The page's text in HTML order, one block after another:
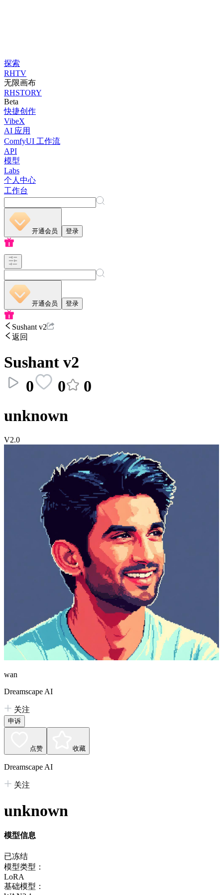
探索
RHTV
无限画布
RHSTORY
Beta
快捷创作
VibeX
AI 应用
ComfyUI 工作流
API
模型
Labs
个人中心
工作台
开通会员 登录
开通会员 登录
Sushant v2
返回
Sushant v2
0
0
0
unknown
V2.0
wan
Dreamscape AI
关注
申诉
点赞 收藏
Dreamscape AI
关注
unknown
模型信息
已冻结
模型类型：
LoRA
基础模型：